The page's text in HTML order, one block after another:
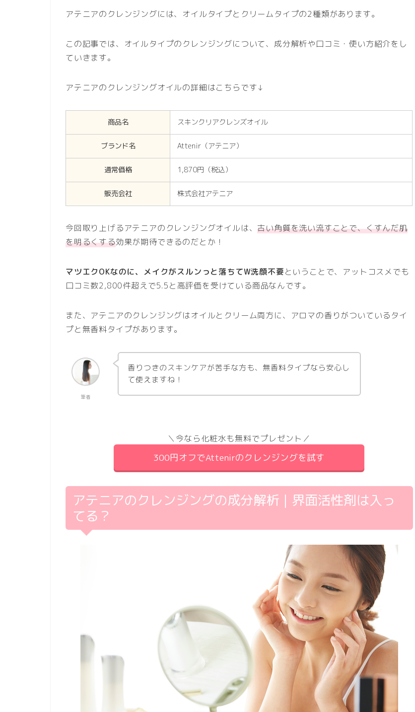
アテニアのクレンジングには、オイルタイプとクリームタイプの2種類があります。
この記事では、オイルタイプのクレンジングについて、成分解析や口コミ・使い方紹介をし
ていきます。
アテニアのクレンジングオイルの詳細はこちらです↓
商品名 スキンクリアクレンズオイル
ブランド名 Attenir（アテニア）
通常価格 1,870円（税込）
販売会社 株式会社アテニア
今回取り上げるアテニアのクレンジングオイルは、古い角質を洗い流すことで、くすんだ肌
を明るくする効果が期待できるのだとか！
マツエクOKなのに、メイクがスルンっと落ちてW洗顔不要ということで、アットコスメでも
口コミ数2,800件超えで5.5と高評価を受けている商品なんです。
また、アテニアのクレンジングはオイルとクリーム両方に、アロマの香りがついているタイ
プと無香料タイプがあります。
筆者
香りつきのスキンケアが苦手な方も、無香料タイプなら安心し
て使えますね！
＼今なら化粧水も無料でプレゼント／
300円オフでAttenirのクレンジングを試す
アテニアのクレンジングの成分解析｜界面活性剤は入っ
てる？